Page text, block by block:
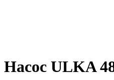
Насос ULKA